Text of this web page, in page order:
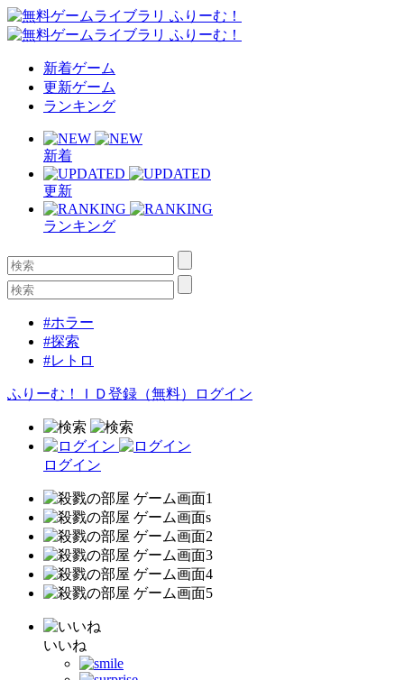
新着ゲーム
更新ゲーム
ランキング
新着
更新
ランキング
#ホラー
#探索
#レトロ
ふりーむ！ＩＤ登録（無料） ログイン
ログイン
いいね